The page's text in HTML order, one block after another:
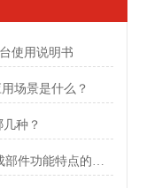
使用说明书
场景是什么？
种？
ZHZ8耐压测试仪各组成部件功能特点的专业阐释与分享